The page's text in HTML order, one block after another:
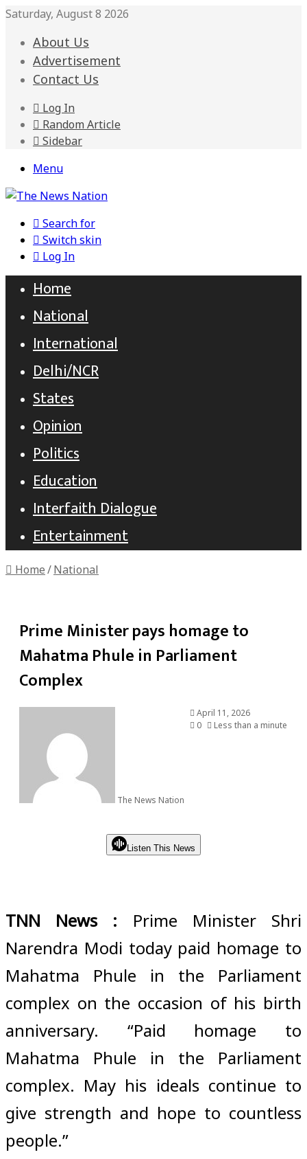
Saturday, August 8 2026
About Us
Advertisement
Contact Us
Log In
Random Article
Sidebar
Menu
Search for
Switch skin
Log In
Home
National
International
Delhi/NCR
States
Opinion
Politics
Education
Interfaith Dialogue
Entertainment
Home/National
Prime Minister pays homage to
Mahatma Phule in Parliament
Complex
The News Nation
April 11, 2026
0
Less than a minute
Listen This News
TNN News : Prime Minister Shri
Narendra Modi today paid homage to
Mahatma Phule in the Parliament
complex on the occasion of his birth
anniversary. “Paid homage to
Mahatma Phule in the Parliament
complex. May his ideals continue to
give strength and hope to countless
people.”